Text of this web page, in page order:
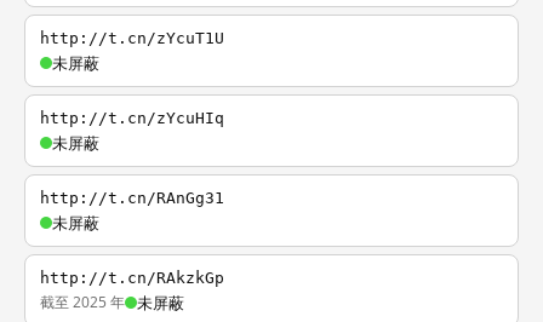
http://t.cn/zYcuT1U
未屏蔽
http://t.cn/zYcuHIq
未屏蔽
http://t.cn/RAnGg31
未屏蔽
http://t.cn/RAkzkGp
截至 2025 年 未屏蔽